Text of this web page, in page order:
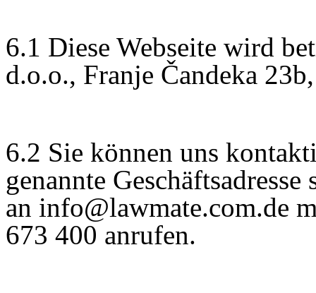
6.1 Diese Webseite wird
d.o.o., Franje Čandeka
6.2 Sie können uns
genannte Geschäftsadresse
an info@lawmate.com.de
673 400 anrufen.